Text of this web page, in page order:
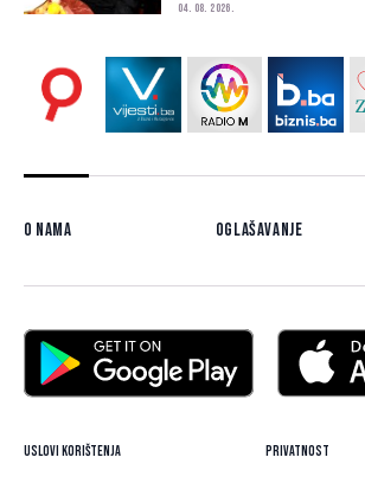
04. 08. 2026.
O nama Oglašavanje
Uslovi korištenja Privatnost